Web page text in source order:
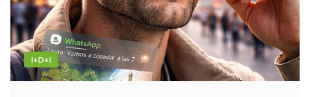
I+D+I